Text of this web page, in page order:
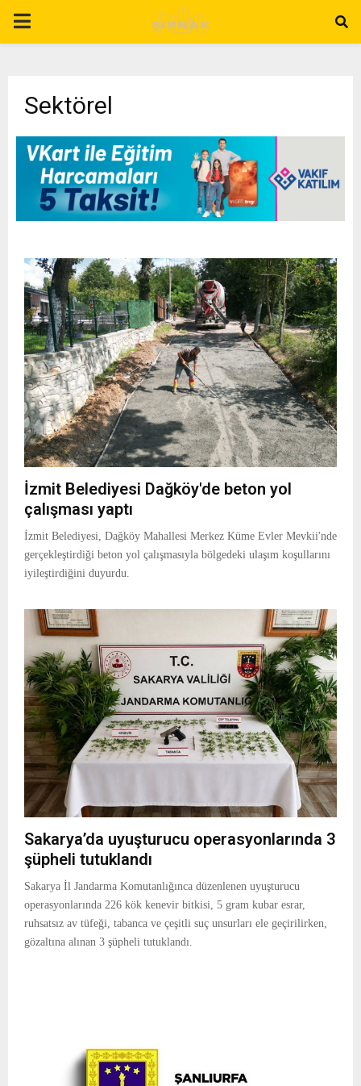
P
M
Y
M
E
N
U
Sektörel
İzmit Belediyesi Dağköy'de beton yol
çalışması yaptı
İzmit Belediyesi, Dağköy Mahallesi Merkez Küme Evler Mevkii'nde
gerçekleştirdiği beton yol çalışmasıyla bölgedeki ulaşım koşullarını
iyileştirdiğini duyurdu.
Sakarya’da uyuşturucu operasyonlarında 3
şüpheli tutuklandı
Sakarya İl Jandarma Komutanlığınca düzenlenen uyuşturucu
operasyonlarında 226 kök kenevir bitkisi, 5 gram kubar esrar,
ruhsatsız av tüfeği, tabanca ve çeşitli suç unsurları ele geçirilirken,
gözaltına alınan 3 şüpheli tutuklandı.